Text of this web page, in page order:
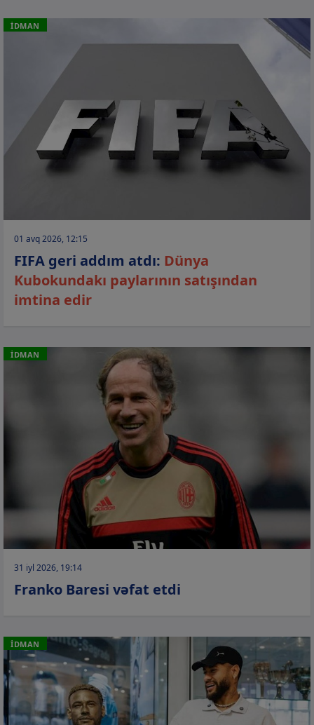
İDMAN
01 avq 2026, 12:15
FIFA geri addım atdı: Dünya
Kubokundakı paylarının satışından
imtina edir
İDMAN
31 iyl 2026, 19:14
Franko Baresi vəfat etdi
İDMAN